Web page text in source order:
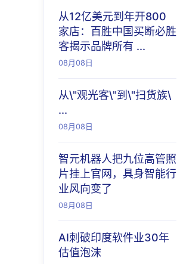
从12亿美元到年开800
家店：百胜中国买断必胜
客揭示品牌所有 ...
08月08日
从\"观光客\"到\"扫货族\
...
08月08日
智元机器人把九位高管照
片挂上官网，具身智能行
业风向变了
08月08日
AI刺破印度软件业30年
估值泡沫